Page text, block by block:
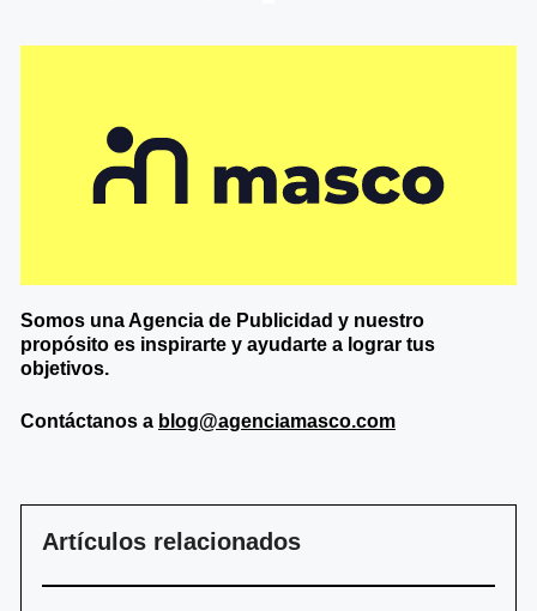
Somos una Agencia de Publicidad y nuestro
propósito es inspirarte y ayudarte a lograr tus
objetivos.
Contáctanos a blog@agenciamasco.com
Artículos relacionados